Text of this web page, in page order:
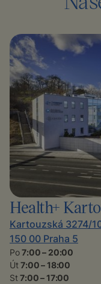
Health+
Kartouzská 3274/
150 00 Praha 5
Po7:00 – 20:00
Út7:00 – 18:00
St7:00 – 17:00